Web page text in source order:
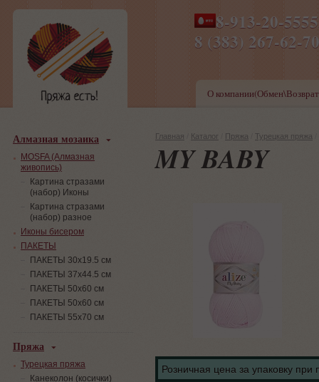
8-913-20-
8 (383) 267-
ПН-ПТ 8-17,СБ-ВС 9-
О
Главная Каталог Пряжа Турецкая пряжа
MY BABY
Розничная цена за упаковку при
Алмазная мозаика
MOSFA (Алмазная
живопись)
Картина стразами
(набор) Иконы
Картина стразами
(набор) разное
Иконы бисером
ПАКЕТЫ
ПАКЕТЫ 30х19.5 см
ПАКЕТЫ 37х44.5 см
ПАКЕТЫ 50х60 см
ПАКЕТЫ 50х60 см
ПАКЕТЫ 55х70 см
Пряжа
Турецкая пряжа
Канеколон (косички)